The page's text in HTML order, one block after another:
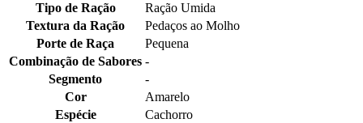
Tipo de Ração
Ração Umida
Textura da Ração
Pedaços ao Molho
Porte de Raça
Pequena
Combinação de Sabores -
Segmento
-
Cor
Amarelo
Espécie
Cachorro